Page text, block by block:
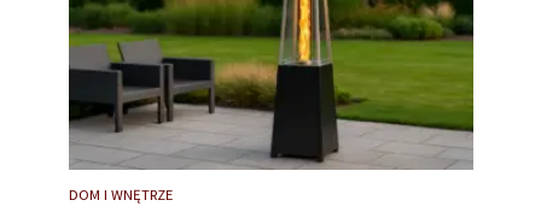
DOM I WNĘTRZE